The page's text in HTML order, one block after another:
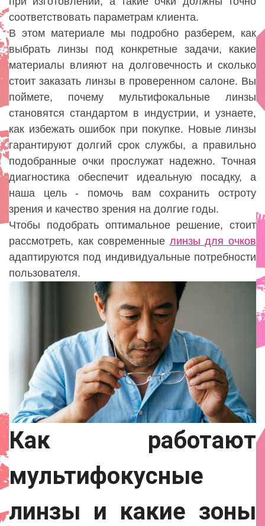
соответствовать параметрам клиента.
В этом материале мы подробно разберем, как
выбрать линзы под конкретные задачи, какие
материалы влияют на долговечность и сколько
стоит заказать линзы в проверенном салоне. Вы
поймете, почему мультифокальные линзы
становятся стандартом в индустрии, и узнаете,
как избежать ошибок при покупке. Новые линзы
гарантируют долгий срок службы, а правильно
подобранные очки прослужат надежно. Точная
диагностика обеспечит идеальную посадку, а
наша цель - помочь вам сохранить остроту
зрения и качество зрения на долгие годы.
Чтобы подобрать оптимальное решение, стоит
рассмотреть, как современные линзы для очков
адаптируются под индивидуальные потребности
пользователя.
Как работают
мультифокусные
линзы и какие зоны